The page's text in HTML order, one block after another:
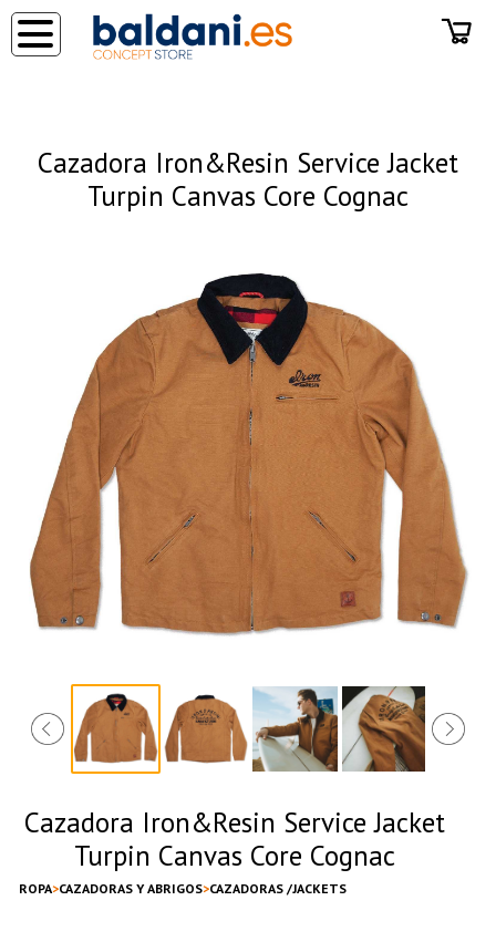
Cazadora Iron&Resin Service Jacket
Turpin Canvas Core Cognac
Cazadora Iron&Resin Service Jacket
Turpin Canvas Core Cognac
ROPA CAZADORAS Y ABRIGOS CAZADORAS /JACKETS